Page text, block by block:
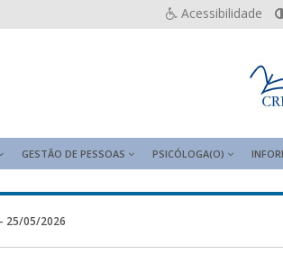
Acessibilidade
GESTÃO DE PESSOAS PSICÓLOGA(O)
25/05/2026